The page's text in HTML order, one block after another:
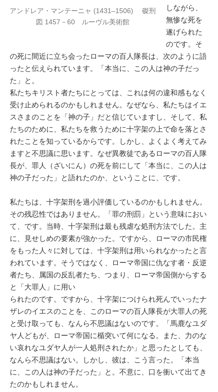
アンドレア・マンテーニャ (1431–1506) 磔刑
図 1457－60 ルーヴル美術館
しながら、
無惨な死を
遂げられた
のです。そ
の死に間近に立ち会ったローマの百人隊長は、次のように語
ったと伝えられています。「本当に、この人は神の子だっ
た」と。
私たちキリスト者たちにとっては、これは何の違和感もなく
受け止められるのかもしれません。なぜなら、私たちはイエ
スさまのことを「神の子」だと信じていますし、そして、私
たちのために、私たちを救うために十字架の上で命を落とさ
れたことを知っているからです。しかし、よくよく考えてみ
ますと不思議に思います。なぜ異教徒であるローマの百人隊
長が、罪人（ざいにん）の死を前にして「本当に、この人は
神の子だった」と語れたのか、ということに、です。
私たちは、十字架刑を過小評価しているのかもしれません。
その残忍性ではありません。「罪の刑罰」という意味におい
て、です。当時、十字架刑は最も残虐な処刑方法でした。主
に、見せしめの要素が強かった。ですから、ローマの市民権
をもった人々に対しては、十字架刑は用いられなかったと言
われています。そうではなく、ローマ帝国に仇なす者・反逆
者たち、属国の反乱者たち、つまり、ローマ帝国側からする
と「大罪人」に用い
られたのです。ですから、十字架につけられ死んでいったナ
ザレのイエスのことを、このローマの百人隊長が大罪人の死
と受け取っても、なんら不思議はないのです。「馬鹿なユダ
ヤ人どもが、ローマ帝国に楯突いて何になる。また、力のな
い哀れなユダヤ人が一人処刑されたか」と思ったとしても、
なんら不思議はない。しかし、彼は、こう言った。「本当
に、この人は神の子だった」と。不意に、口を衝いて出てき
たのかもしれません。